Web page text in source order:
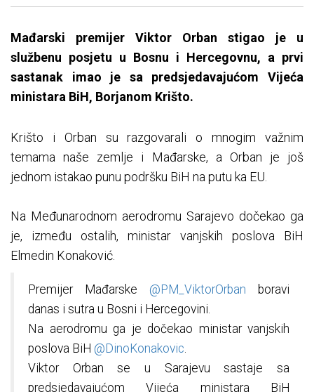
Mađarski premijer Viktor Orban stigao je u
službenu posjetu u Bosnu i Hercegovnu, a prvi
sastanak imao je sa predsjedavajućom Vijeća
ministara BiH, Borjanom Krišto.
Krišto i Orban su razgovarali o mnogim važnim
temama naše zemlje i Mađarske, a Orban je još
jednom istakao punu podršku BiH na putu ka EU.
Na Međunarodnom aerodromu Sarajevo dočekao ga
je, između ostalih, ministar vanjskih poslova BiH
Elmedin Konaković.
Premijer Mađarske @PM_ViktorOrban boravi
danas i sutra u Bosni i Hercegovini.
Na aerodromu ga je dočekao ministar vanjskih
poslova BiH @DinoKonakovic.
Viktor Orban se u Sarajevu sastaje sa
predsjedavajućom Vijeća ministara BiH